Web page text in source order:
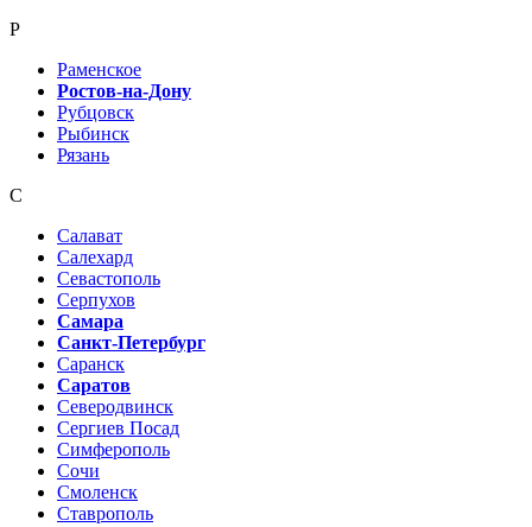
Р
Раменское
Ростов-на-Дону
Рубцовск
Рыбинск
Рязань
С
Салават
Салехард
Севастополь
Серпухов
Самара
Санкт-Петербург
Саранск
Саратов
Северодвинск
Сергиев Посад
Симферополь
Сочи
Смоленск
Ставрополь